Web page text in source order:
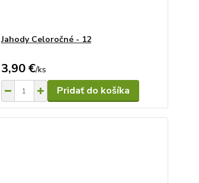
Jahody Celoročné - 12
3,90 €/ks
Pridať do košíka